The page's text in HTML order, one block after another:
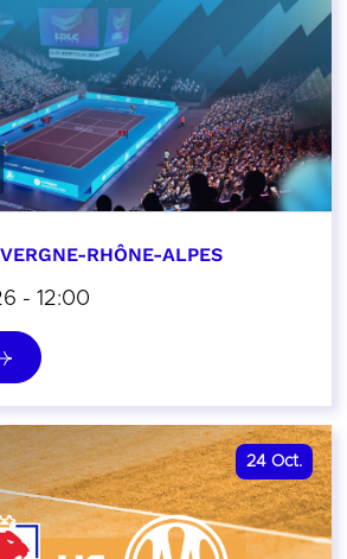
RHÔNE-ALPES
- 12:00
24 Oct.